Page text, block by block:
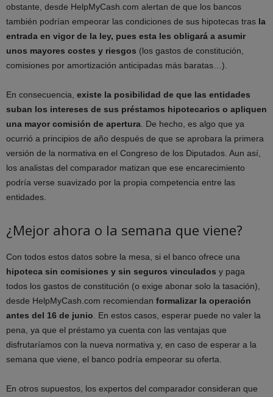
obstante, desde HelpMyCash.com alertan de que los bancos
también podrían empeorar las condiciones de sus hipotecas tras la
entrada en vigor de la ley, pues esta les obligará a asumir
unos mayores costes y riesgos (los gastos de constitución,
comisiones por amortización anticipadas más baratas…).
En consecuencia, existe la posibilidad de que las entidades
suban los intereses de sus préstamos hipotecarios o apliquen
una mayor comisión de apertura . De hecho, es algo que ya
ocurrió a principios de año después de que se aprobara la primera
versión de la normativa en el Congreso de los Diputados. Aun así,
los analistas del comparador matizan que ese encarecimiento
podría verse suavizado por la propia competencia entre las
entidades.
¿Mejor ahora o la semana que viene?
Con todos estos datos sobre la mesa, si el banco ofrece una
hipoteca sin comisiones y sin seguros vinculados y paga
todos los gastos de constitución (o exige abonar solo la tasación),
desde HelpMyCash.com recomiendan formalizar la operación
antes del 16 de junio . En estos casos, esperar puede no valer la
pena, ya que el préstamo ya cuenta con las ventajas que
disfrutaríamos con la nueva normativa y, en caso de esperar a la
semana que viene, el banco podría empeorar su oferta.
En otros supuestos, los expertos del comparador consideran que